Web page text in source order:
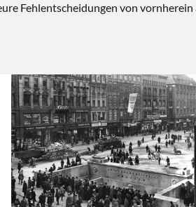
Fehlentscheidungen von vornherein